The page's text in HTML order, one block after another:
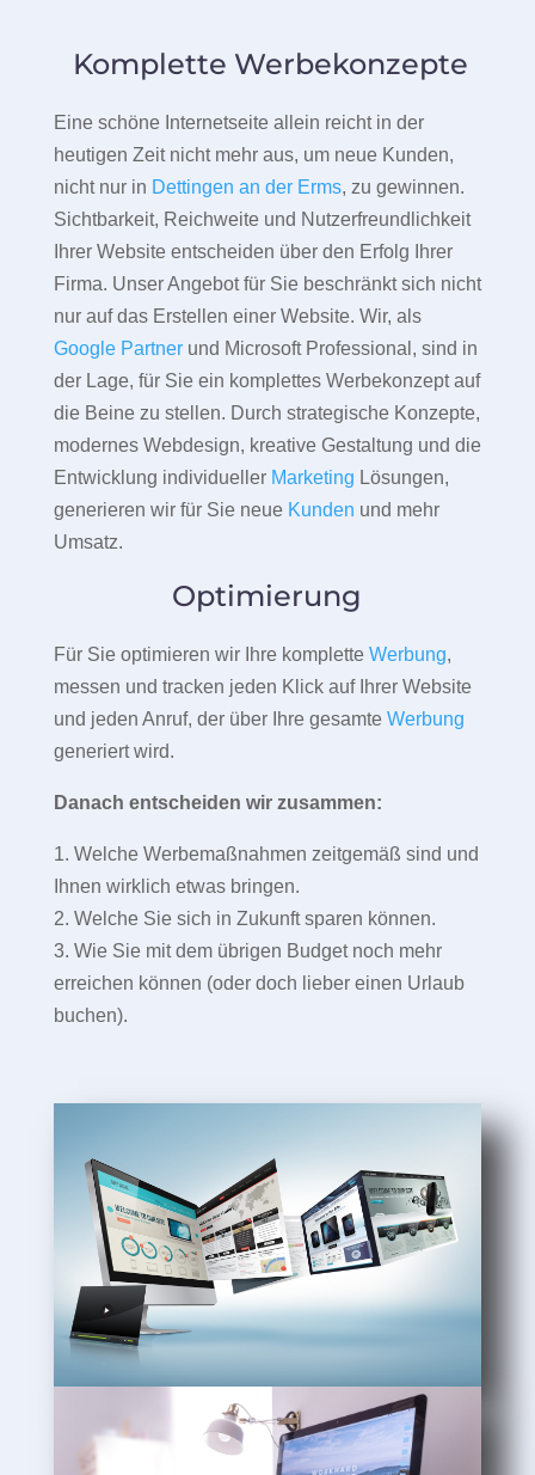
Komplette Werbekonzepte
Eine schöne Internetseite allein reicht in der
heutigen Zeit nicht mehr aus, um neue Kunden,
nicht nur in Dettingen an der Erms, zu gewinnen.
Sichtbarkeit, Reichweite und Nutzerfreundlichkeit
Ihrer Website entscheiden über den Erfolg Ihrer
Firma. Unser Angebot für Sie beschränkt sich nicht
nur auf das Erstellen einer Website. Wir, als
Google Partnerund Microsoft Professional, sind in
der Lage, für Sie ein komplettes Werbekonzept auf
die Beine zu stellen. Durch strategische Konzepte,
modernes Webdesign, kreative Gestaltung und die
Entwicklung individueller Marketing Lösungen,
generieren wir für Sie neue Kunden und mehr
Umsatz.
Optimierung
Für Sie optimieren wir Ihre komplette Werbung,
messen und tracken jeden Klick auf Ihrer Website
und jeden Anruf, der über Ihre gesamte Werbung
generiert wird.
Danach entscheiden wir zusammen:
1. Welche Werbemaßnahmen zeitgemäß sind und
Ihnen wirklich etwas bringen.
2. Welche Sie sich in Zukunft sparen können.
3. Wie Sie mit dem übrigen Budget noch mehr
erreichen können (oder doch lieber einen Urlaub
buchen).